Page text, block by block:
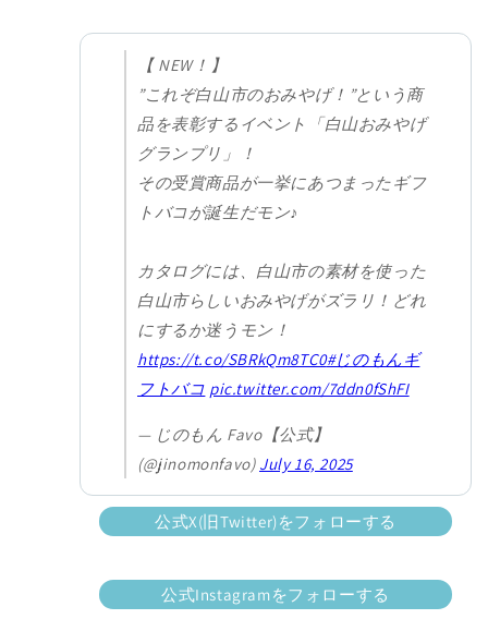
【 NEW！】
”これぞ白山市のおみやげ！”という商
品を表彰するイベント「白山おみやげ
グランプリ」！
その受賞商品が一挙にあつまったギフ
トバコが誕生だモン♪
カタログには、白山市の素材を使った
白山市らしいおみやげがズラリ！どれ
にするか迷うモン！
https://t.co/SBRkQm8TC0#じのもんギ
フトバコ pic.twitter.com/7ddn0fShFI
— じのもん Favo【公式】
(@jinomonfavo) July 16, 2025
公式X(旧Twitter)をフォローする
公式Instagramをフォローする